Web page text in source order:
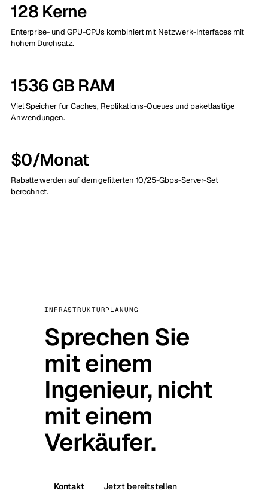
128 Kerne
Enterprise- und GPU-CPUs kombiniert mit Netzwerk-Interfaces mit
hohem Durchsatz.
1536 GB RAM
Viel Speicher fur Caches, Replikations-Queues und paketlastige
Anwendungen.
$0/Monat
Rabatte werden auf dem gefilterten 10/25-Gbps-Server-Set
berechnet.
INFRASTRUKTURPLANUNG
Sprechen Sie
mit einem
Ingenieur, nicht
mit einem
Verkäufer.
Kontakt Jetzt bereitstellen